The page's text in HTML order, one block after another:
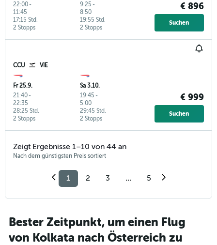
22:00-
11:45
2 Stopps
17:15 Std.
9:25 -
8:50
2 Stopps
19:55 Std.
€ 896
Suchen
CCU VIE
Fr 25.9.
21:40-
22:35
2 Stopps
28:25 Std.
Sa 3.10.
19:45 -
5:00
2 Stopps
29:45 Std.
€ 999
Suchen
Zeigt Ergebnisse 1–10 von 44 an
Nach dem günstigsten Preis sortiert
1 2 3 ... 5
Bester Zeitpunkt, um einen Flug
von Kolkata nach Österreich zu